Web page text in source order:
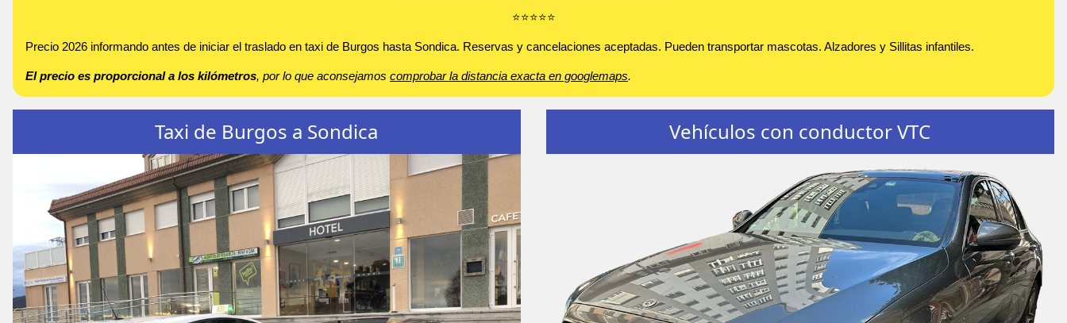
⭐️⭐️⭐️⭐️⭐️
Precio 2026 informando antes de iniciar el traslado en taxi de Burgos hasta Sondica. Reservas y cancelaciones aceptadas. Pueden transportar mascotas. Alzadores y Sillitas infantiles.
El precio es proporcional a los kilómetros, por lo que aconsejamos comprobar la distancia exacta en googlemaps.
Taxi de Burgos a Sondica Vehículos con conductor VTC